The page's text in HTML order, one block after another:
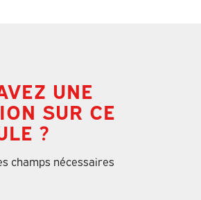
UNE
SUR CE
?
champs nécessaires